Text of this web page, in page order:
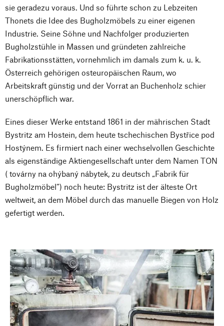
sie geradezu voraus. Und so führte schon zu Lebzeiten
Thonets die Idee des Bugholzmöbels zu einer eigenen
Industrie. Seine Söhne und Nachfolger produzierten
Bugholzstühle in Massen und gründeten zahlreiche
Fabrikationsstätten, vornehmlich im damals zum k. u. k.
Österreich gehörigen osteuropäischen Raum, wo
Arbeitskraft günstig und der Vorrat an Buchenholz schier
unerschöpflich war.
Eines dieser Werke entstand 1861 in der mährischen Stadt
Bystritz am Hostein, dem heute tschechischen Bystřice pod
Hostýnem. Es firmiert nach einer wechselvollen Geschichte
als eigenständige Aktiengesellschaft unter dem Namen TON
( továrny na ohýbaný nábytek, zu deutsch „Fabrik für
Bugholzmöbel“) noch heute: Bystritz ist der älteste Ort
weltweit, an dem Möbel durch das manuelle Biegen von Holz
gefertigt werden.